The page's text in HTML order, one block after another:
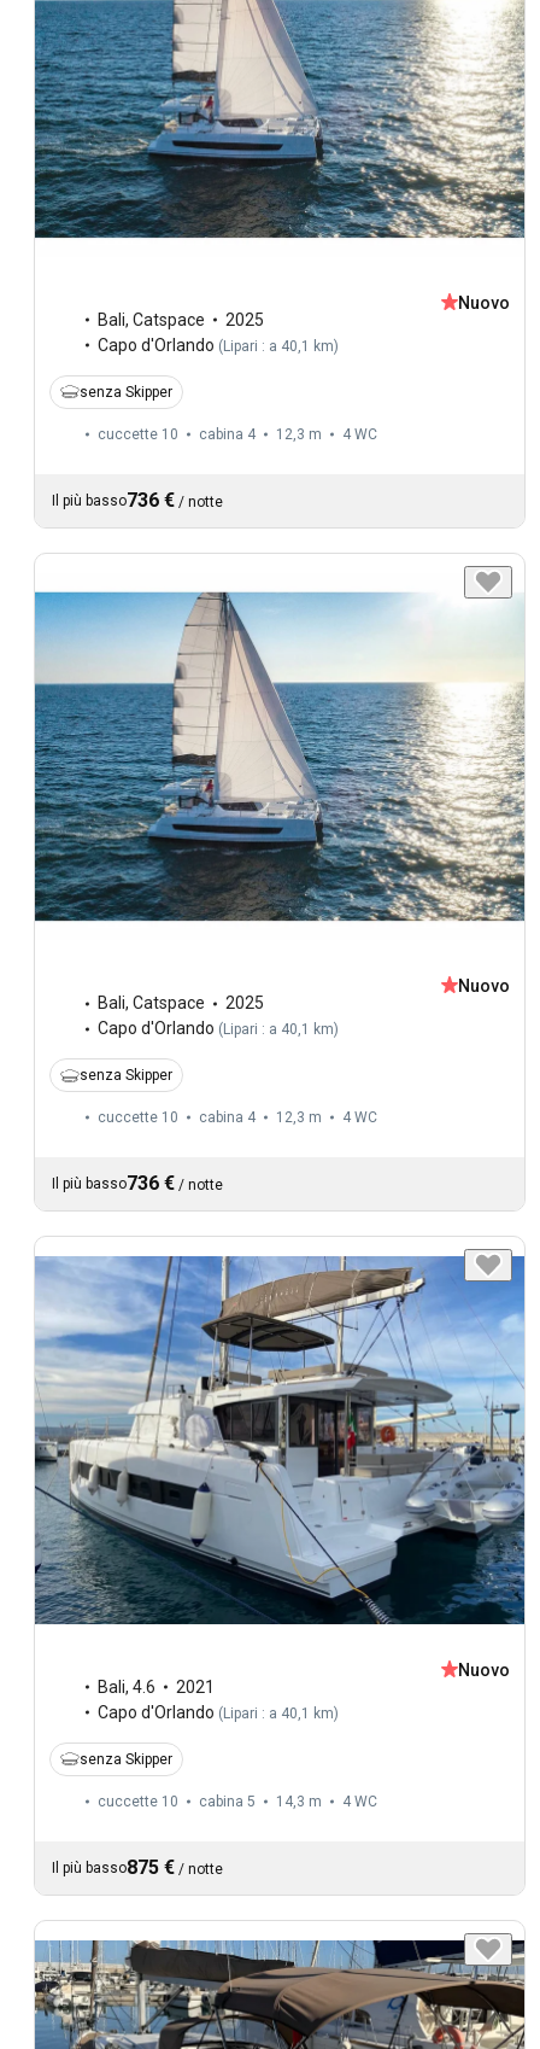
Bali, Catspace
2025
Capo d'Orlando (Lipari : a 40,1 km)
Nuovo
senza Skipper
cuccette 10 cabina 4 12,3 m 4 WC
Il più basso736 € / notte
Bali, Catspace
2025
Capo d'Orlando ( Lipari : a 40,1 km)
Nuovo
senza Skipper
cuccette 10 cabina 4 12,3 m 4 WC
Il più basso736 € / notte
Bali, 4.6
2021
Capo d'Orlando (Lipari : a 40,1 km)
Nuovo
senza Skipper
cuccette 10 cabina 5 14,3 m 4 WC
Il più basso875 € / notte